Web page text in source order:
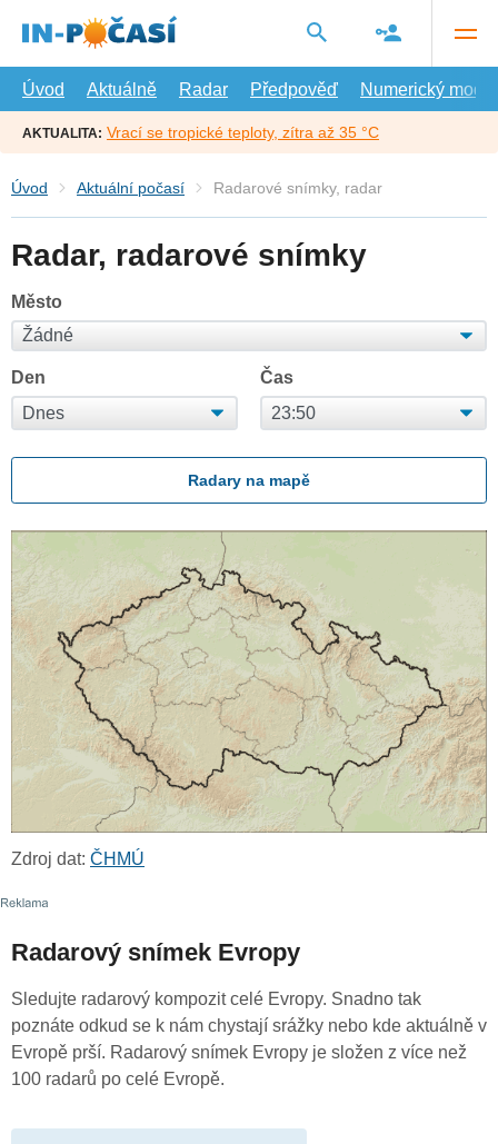
hlavní
Úvod
Aktuálně Radar Předpověď Numerický model
AKTUALITA: Vrací se tropické teploty, zítra až 35 °C
Úvod Aktuální počasí Radarové snímky, radar
Radar, radarové snímky
Město
Den Čas
Radary na mapě
Zdroj dat: ČHMÚ
Radarový snímek Evropy
Sledujte radarový kompozit celé Evropy. Snadno tak
poznáte odkud se k nám chystají srážky nebo kde aktuálně v
Evropě prší. Radarový snímek Evropy je složen z více než
100 radarů po celé Evropě.